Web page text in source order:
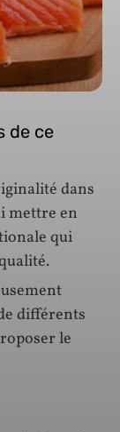
de ce
dans
mettre en
qui
différents
le